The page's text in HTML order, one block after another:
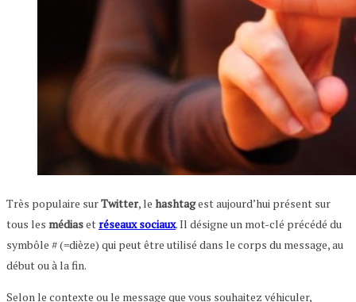
Très populaire surTwitter, le hashtagest aujourd’hui présent sur
tous les médiasetréseaux sociaux. Il désigne un mot-clé précédé du
symbôle # (=dièze) qui peut être utilisé dans le corps du message, au
début ou à la fin.
Selon le contexte ou le message que vous souhaitez véhiculer,